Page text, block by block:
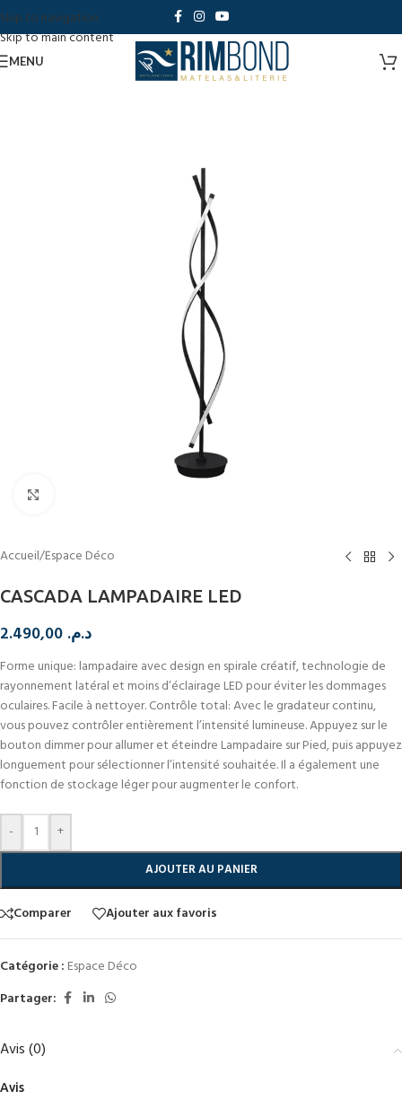
Skip to navigation
Skip to main content
MENU
Accueil/Espace Déco
CASCADA LAMPADAIRE LED
د.م.
Forme unique: lampadaire avec design en spirale créatif, technologie de
rayonnement latéral et moins d’éclairage LED pour éviter les dommages
oculaires. Facile à nettoyer.Contrôle total: Avec le gradateur continu,
vous pouvez contrôler entièrement l’intensité lumineuse. Appuyez sur le
bouton dimmer pour allumer et éteindre Lampadaire sur Pied, puis appuyez
longuement pour sélectionner l’intensité souhaitée. Il a également une
fonction de stockage léger pour augmenter le confort.
- +
AJOUTER AU PANIER
Comparer Ajouter aux favoris
Catégorie : Espace Déco
Partager:
Avis (0)
Avis